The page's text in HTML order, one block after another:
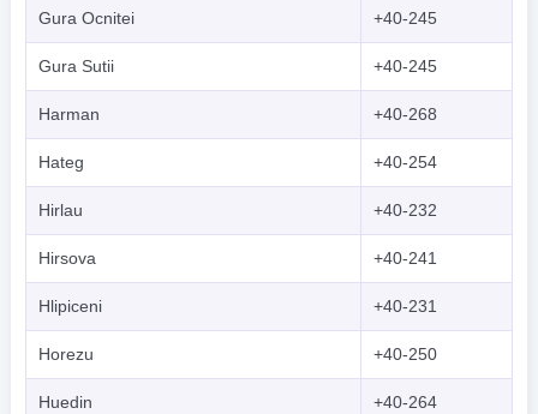
Gura Ocnitei +40-245
Gura Sutii +40-245
Harman +40-268
Hateg +40-254
Hirlau +40-232
Hirsova +40-241
Hlipiceni +40-231
Horezu +40-250
Huedin +40-264